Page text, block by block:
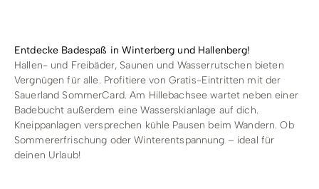
Entdecke Badespaß in Winterberg und Hallenberg!
Hallen- und Freibäder, Saunen und Wasserrutschen bieten
Vergnügen für alle. Profitiere von Gratis-Eintritten mit der
Sauerland SommerCard. Am Hillebachsee wartet neben einer
Badebucht außerdem eine Wasserskianlage auf dich.
Kneippanlagen versprechen kühle Pausen beim Wandern. Ob
Sommererfrischung oder Winterentspannung – ideal für
deinen Urlaub!